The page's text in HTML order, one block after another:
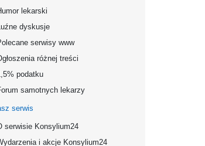
lekarski
dyskusje
serwisy www
różnej treści
podatku
samotnych lekarzy
serwis
serwisie Konsylium24
i akcje Konsylium24